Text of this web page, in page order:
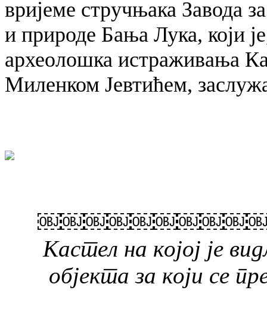
вријеме стручњака Завода
и природе Бања Лука, који
археолошка истраживања
Миленком Јевтићем,
Кастел на којој је
објекта за који се